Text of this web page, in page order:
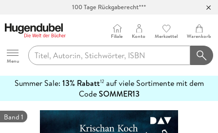
Hugendubel
Menu
Filiale Konto Merkzettel Warenkorb
Summer Sale: 13% Rabatt12auf viele Sortimente mit dem
CodeSOMMER13
erfahren
Band 1